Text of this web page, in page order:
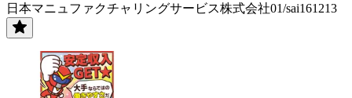
日本マニュファクチャリングサービス株式会社01/sai161213